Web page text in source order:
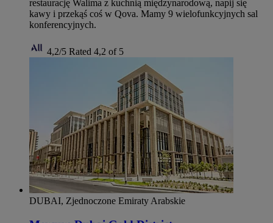
restaurację Walima z kuchnią międzynarodową, napij się
kawy i przekąś coś w Qova. Mamy 9 wielofunkcyjnych sal
konferencyjnych.
4,2/5 Rated 4,2 of 5
DUBAI, Zjednoczone Emiraty Arabskie